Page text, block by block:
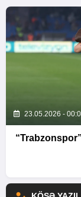
23.05.2026 -